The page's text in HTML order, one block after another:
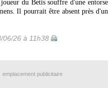
du Betis souffre d'une entorse
Il pourrait être absent près d'un
06/26 à 11h38
emplacement publicitaire